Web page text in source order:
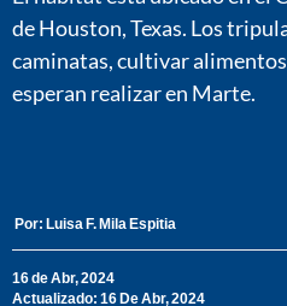
de Houston, Texas. Los
caminatas, cultivar
esperan realizar en Marte.
Por: Luisa F. Mila Espitia
16 de Abr, 2024
Actualizado: 16 De Abr, 2024